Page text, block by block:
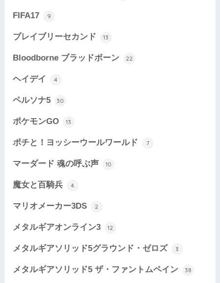
FIFA17 9
ブレイブリーセカンド 13
Bloodborne ブラッドボーン 22
ヘイデイ 4
ペルソナ5 30
ポケモンGO 13
ポチと！ヨッシーウールワールド 7
マーダード 魂の呼ぶ声 10
魔女と百騎兵 4
マリオメーカー3DS 2
メタルギアオンライン3 12
メタルギアソリッド5グラウンド・ゼロズ 3
メタルギアソリッド5 ザ・ファントムペイン 38